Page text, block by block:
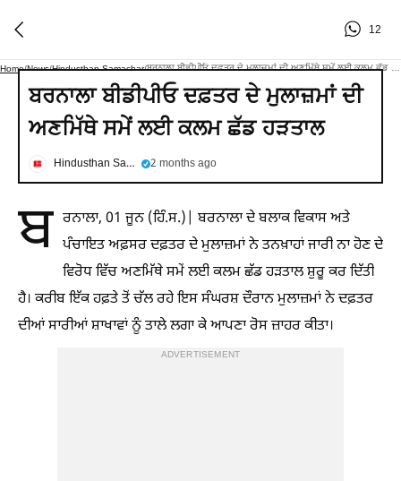
12
Home/News/Hindusthan Samachar/
ਬਰਨਾਲਾ ਬੀਡੀਪੀਓ ਦਫ਼ਤਰ ਦੇ ਮੁਲਾਜ਼ਮਾਂ ਦੀ
ਅਣਮਿੱਥੇ ਸਮੇਂ ਲਈ ਕਲਮ ਛੱਡ ਹੜਤਾਲ
Hindusthan Samachar 2 months ago
ਬ ਰਨਾਲਾ, 01 ਜੂਨ (ਹਿੰ.ਸ.)| ਬਰਨਾਲਾ ਦੇ ਬਲਾਕ ਵਿਕਾਸ ਅਤੇ
ਪੰਚਾਇਤ ਅਫ਼ਸਰ ਦਫ਼ਤਰ ਦੇ ਮੁਲਾਜ਼ਮਾਂ ਨੇ ਤਨਖ਼ਾਹਾਂ ਜਾਰੀ ਨਾ ਹੋਣ ਦੇ
ਵਿਰੋਧ ਵਿੱਚ ਅਣਮਿੱਥੇ ਸਮੇਂ ਲਈ ਕਲਮ ਛੱਡ ਹੜਤਾਲ ਸ਼ੁਰੂ ਕਰ ਦਿੱਤੀ
ਹੈ। ਕਰੀਬ ਇੱਕ ਹਫ਼ਤੇ ਤੋਂ ਚੱਲ ਰਹੇ ਇਸ ਸੰਘਰਸ਼ ਦੌਰਾਨ ਮੁਲਾਜ਼ਮਾਂ ਨੇ ਦਫ਼ਤਰ
ਦੀਆਂ ਸਾਰੀਆਂ ਸ਼ਾਖਾਵਾਂ ਨੂੰ ਤਾਲੇ ਲਗਾ ਕੇ ਆਪਣਾ ਰੋਸ ਜ਼ਾਹਰ ਕੀਤਾ।
ADVERTISEMENT